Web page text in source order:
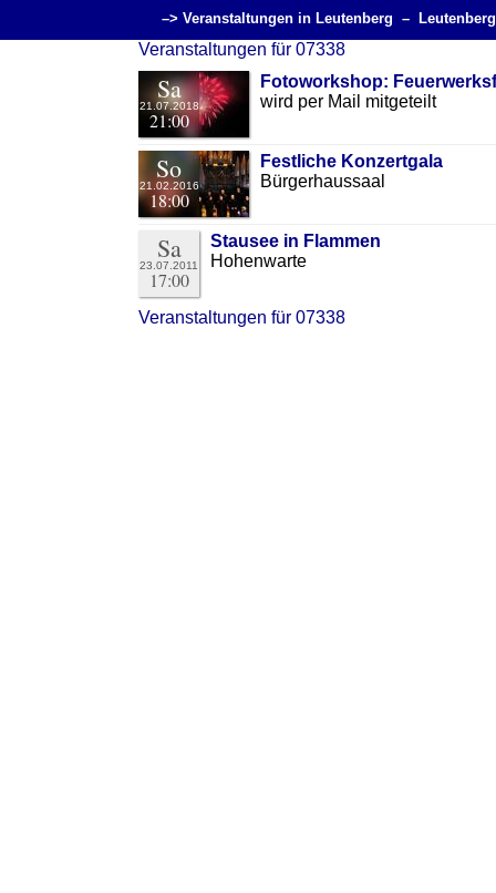
–> Veranstaltungen in Leutenberg –
Veranstaltungen für 07338
Sa
21.07.2018
21:00
Fotoworkshop:
wird per Mail mitgeteilt
So
21.02.2016
18:00
Festliche Konzertgala
Bürgerhaussaal
Sa
23.07.2011
17:00
Stausee in Flammen
Hohenwarte
Veranstaltungen für 07338